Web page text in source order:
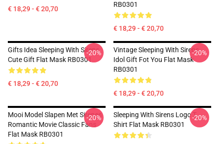
€ 18,29 - € 20,70
RB0301
€ 18,29 - € 20,70
Gifts Idea Sleeping With Sirens
Cute Gift Flat Mask RB0301
€ 18,29 - € 20,70
-20%
Vintage Sleeping With Sirens
Idol Gift Fot You Flat Mask
RB0301
€ 18,29 - € 20,70
-20%
Mooi Model Slapen Met Sirenes
Romantic Movie Classic Fans
Flat Mask RB0301
-20%
Sleeping With Sirens Logo T
Shirt Flat Mask RB0301
-20%